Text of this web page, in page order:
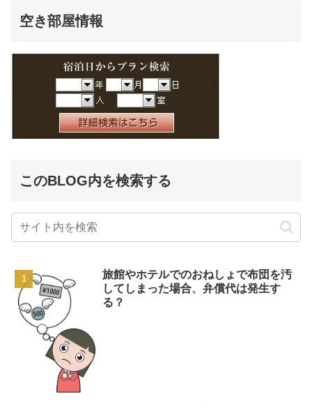
空き部屋情報
このBLOG内を検索する
旅館やホテルでのおねしょで布団を汚
してしまった場合、弁償代は発生す
る？